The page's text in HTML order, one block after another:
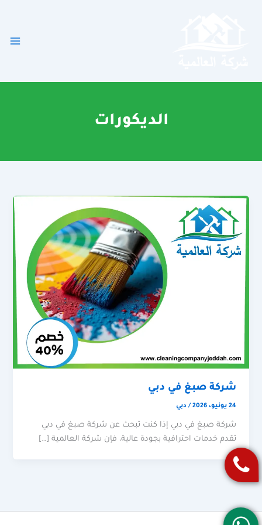
الديكورات
شركة صبغ في دبي
24 يونيو، 2026 / دبي
شركة صبغ في دبي إذا كنت تبحث عن شركة صبغ في دبي
تقدم خدمات احترافية بجودة عالية، فإن شركة العالمية […]